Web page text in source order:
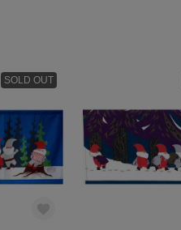
SOLD OUT